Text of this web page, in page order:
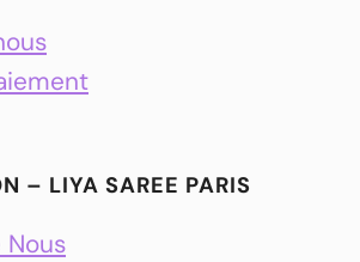
– LIYA SAREE PARIS